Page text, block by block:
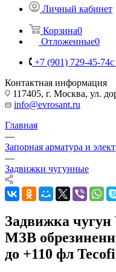
Личный кабинет
Корзина0
Отложенные0
+7 (901) 729-45-74c
Контактная информация
117405, г. Москва, ул.
info@evrosant.ru
Главная
—
Запорная арматура и
—
Задвижки чугунные
Задвижка чугун
МЗВ
до +110 фл